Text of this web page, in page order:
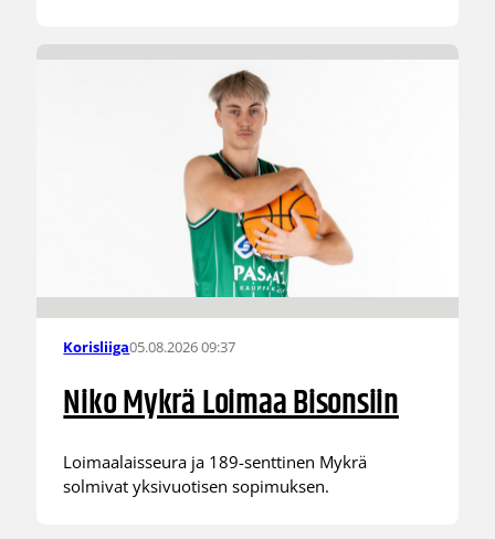
Korisliiga05.08.2026 09:37
Niko Mykrä Loimaa Bisonsiin
Loimaalaisseura ja 189-senttinen Mykrä
solmivat yksivuotisen sopimuksen.